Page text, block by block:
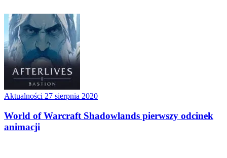
Aktualności 27 sierpnia 2020
World of Warcraft Shadowlands pierwszy odcinek
animacji